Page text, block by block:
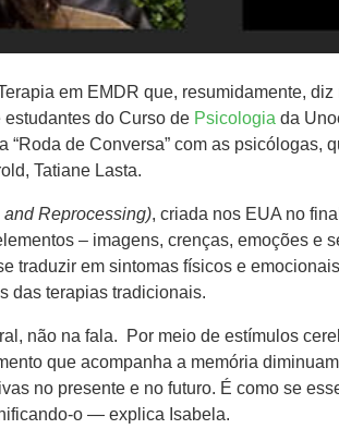
em EMDR que, resumidamente,
do Curso de Psicologia da
de Conversa” com as psicólogas,
Tatiane Lasta.
Reprocessing), criada nos EUA no
– imagens, crenças, emoções e
traduzir em sintomas físicos e
das terapias tradicionais.
não na fala. Por meio de estímulos
que acompanha a memória
no presente e no futuro. É como se
o — explica Isabela.